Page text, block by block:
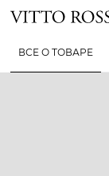
ВСЕ О ТОВАРЕ